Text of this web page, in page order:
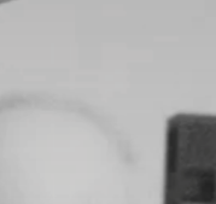
Documentaires